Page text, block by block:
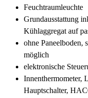
Feuchtraumleuchte
Grundausstattung
Kühlaggregat auf
ohne Paneelboden,
möglich
elektronische
Innenthermometer,
Hauptschalter,